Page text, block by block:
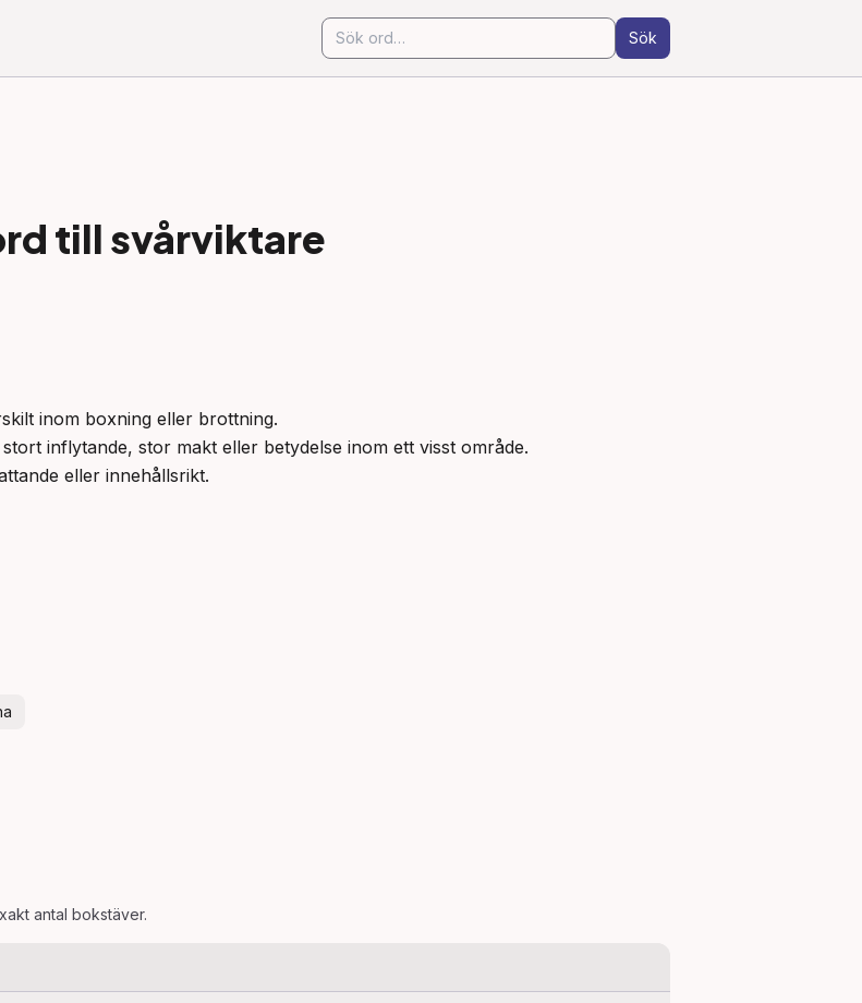
Sök
till svårviktare
inom boxning eller brottning.
inflytande, stor makt eller betydelse inom ett visst område.
eller innehållsrikt.
antal bokstäver.